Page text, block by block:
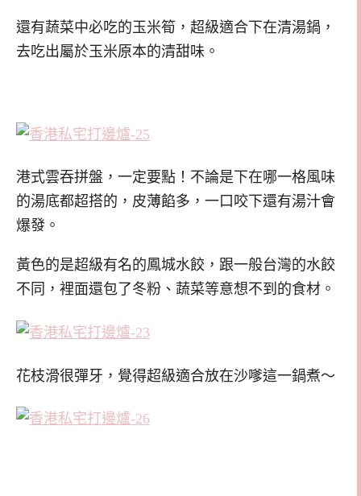
還有蔬菜中必吃的玉米筍，超級適合下在清湯鍋，
去吃出屬於玉米原本的清甜味。
港式雲吞拼盤，一定要點！不論是下在哪一格風味
的湯底都超搭的，皮薄餡多，一口咬下還有湯汁會
爆發。
黃色的是超級有名的鳳城水餃，跟一般台灣的水餃
不同，裡面還包了冬粉、蔬菜等意想不到的食材。
花枝滑很彈牙，覺得超級適合放在沙嗲這一鍋煮～